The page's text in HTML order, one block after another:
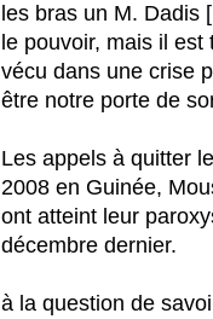
les bras un M. Dadis
le pouvoir, mais il
vécu dans une crise
être notre porte de
Les appels à quitter
2008 en Guinée,
ont atteint leur
décembre dernier.
à la question de